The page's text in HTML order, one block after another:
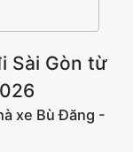
Sài Gòn từ
xe Bù Đăng -